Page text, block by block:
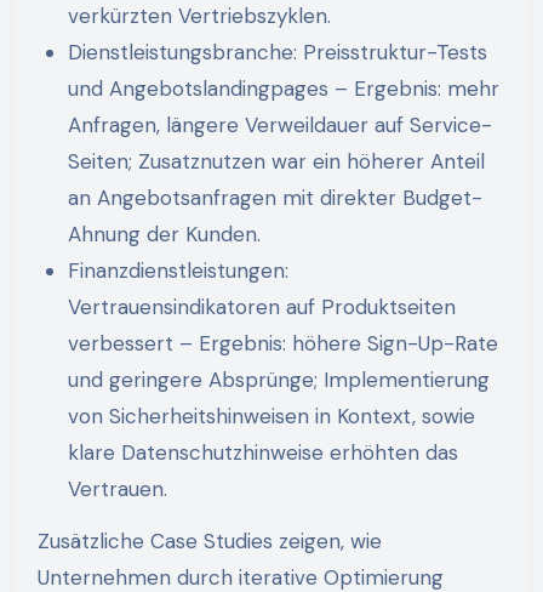
verkürzten Vertriebszyklen.
Dienstleistungsbranche: Preisstruktur-Tests
und Angebotslandingpages – Ergebnis: mehr
Anfragen, längere Verweildauer auf Service-
Seiten; Zusatznutzen war ein höherer Anteil
an Angebotsanfragen mit direkter Budget-
Ahnung der Kunden.
Finanzdienstleistungen:
Vertrauensindikatoren auf Produktseiten
verbessert – Ergebnis: höhere Sign-Up-Rate
und geringere Absprünge; Implementierung
von Sicherheitshinweisen in Kontext, sowie
klare Datenschutzhinweise erhöhten das
Vertrauen.
Zusätzliche Case Studies zeigen, wie
Unternehmen durch iterative Optimierung